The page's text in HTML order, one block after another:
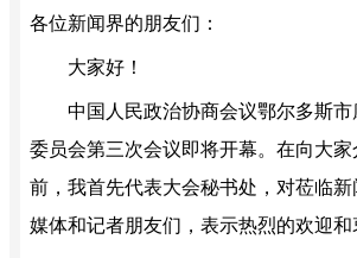
各位新闻界的朋友们：
大家好！
中国人民政治协商会议鄂尔多斯市
委员会第三次会议即将开幕。在向大家
前，我首先代表大会秘书处，对莅临新
媒体和记者朋友们，表示热烈的欢迎